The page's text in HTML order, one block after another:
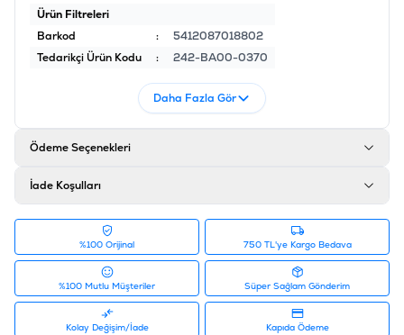
Ürün Filtreleri
Barkod
:
5412087018802
Tedarikçi Ürün Kodu
: 242-BA00-0370
Daha Fazla Gör
Ödeme Seçenekleri
İade Koşulları
%100 Orijinal 750 TL'ye Kargo Bedava
%100 Mutlu Müşteriler Süper Sağlam Gönderim
Kolay Değişim/İade Kapıda Ödeme